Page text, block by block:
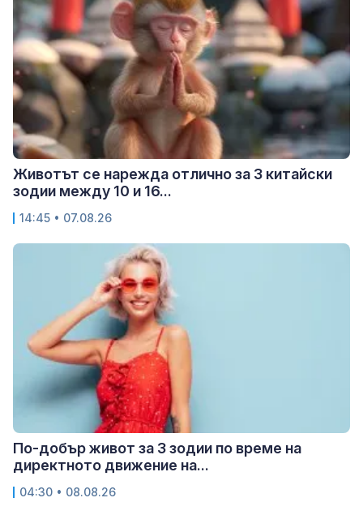
Животът се нарежда отлично за 3 китайски
зодии между 10 и 16...
14:45 • 07.08.26
По-добър живот за 3 зодии по време на
директното движение на...
04:30 • 08.08.26